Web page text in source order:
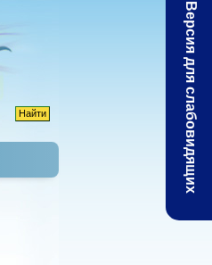
Версия для слабовидящих